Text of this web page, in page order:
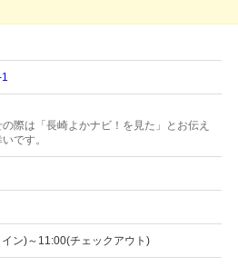
際は「長崎よかナビ！を見た」とお伝え
です。
ン)～11:00(チェックアウト)